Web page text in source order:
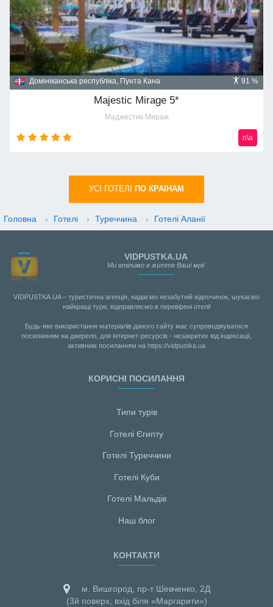
91 %
Домініканська республіка, Пунта Кана
Majestic Mirage 5*
Маджестик Мираж
n\a
УСI ГОТЕЛІ ПО КРАIНАМ
Головна › Готелі › Туреччина › Готелі Аланії
VIDPUSTKA.UA
Ми втілимо в життя Ваші мрії
VIDPUSTKA.UA – туристична агенція, надаємо незабутній відпочинок, шукаємо
найкращі тури, відправляємо в перевірені отелі!
Будь-яке використання матеріалів даного сайту має супроводжуватися
посиланням на джерело, для інтернет-ресурсів - незакритих від індексації,
активним посиланням на https://vidpustka.ua
КОРИСНІ ПОСИЛАННЯ
Типи турів
Готелі Єгипту
Готелі Туреччини
Готелі Куби
Готелі Мальдiв
Наш блог
КОНТАКТИ
м. Вишгород, пр-т Шевченко, 2Д
(3й поверх, вхід біля «Маргарити»)